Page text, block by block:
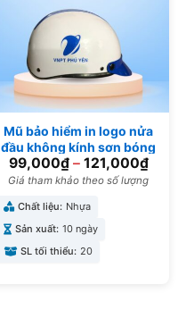
Mũ bảo hiểm in logo nửa
đầu không kính sơn bóng
màu xanh dương MBH-04
99,000₫– 121,000₫
Giá tham khảo theo số lượng
Chất liệu: Nhựa
Sản xuất: 10 ngày
SL tối thiểu: 20